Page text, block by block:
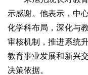
示感谢。他表示，中
化学科布局，深化与
审核机制，推进系统
教育事业发展和新兴
决策依据。